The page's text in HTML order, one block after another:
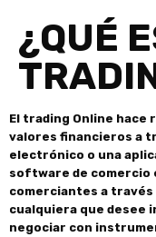
¿QUÉ
El trading Online hace
valores financieros a
electrónico o una
software de comercio
comerciantes a través
cualquiera que desee
negociar con